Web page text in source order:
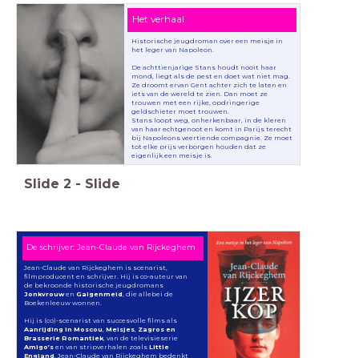
Historische jeugdroman over een meisje in
het leger van Napoleon.
De achttienjarige Stans houdt nooit haar
mond, liegt als de pest en doet wat niet mag.
Ze droomt ervan Gent achter zich te laten en
iets van de wereld te zien. Dan moet ze
trouwen met een rijke, opdringerige
geldschieter moet trouwen.
Stans loopt weg, onherkenbaar, in de kleren
van haar echtgenoot en komt in Parijs terecht
bij Napoleons veertiende compagnie. Ze moet
tot elke prijs verborgen houden dat ze
eigenlijk een meisje is.
Het verhaal
Slide 2 - Slide
Jean-Claude van Rijckeghem is scenarist,
filmproducent en schrijver. Hij is co-auteur van
de bekroonde historische jeugdromans
JonkvrouwenGalgenmeid, die allebei de
Boekenleeuw wonnen.
Hij is (co)-scenarist van succesvolle films als
Aanrijding in Moscou,Meisjes, Zagros en
Brasserie Romantiek, van de televisieserie
Amigo’sen van stripverhalen zoals Little
England. Jean-Claude van Rijckeghem bedenkt
De schrijver: Jean-Claude van Rijckeghem